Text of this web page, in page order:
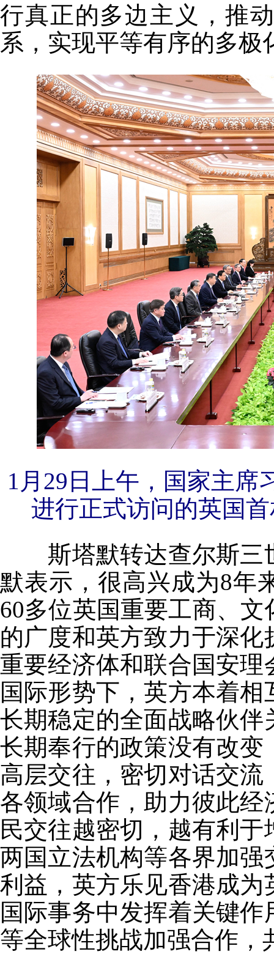
行真正的多边主义，推
系，实现平等有序的多
1月29日上午，国家主席
进行正式访问的英国
斯塔默转达查尔斯三
默表示，很高兴成为8年
60多位英国重要工商、
的广度和英方致力于深
重要经济体和联合国安
国际形势下，英方本着
长期稳定的全面战略伙
长期奉行的政策没有改
高层交往，密切对话交
各领域合作，助力彼此
民交往越密切，越有利
两国立法机构等各界加
利益，英方乐见香港成
国际事务中发挥着关键
等全球性挑战加强合作，